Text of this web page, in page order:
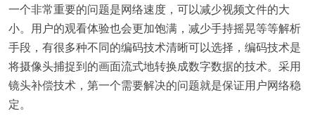
一个非常重要的问题是网络速度，可以减少视频文件的大
小。用户的观看体验也会更加饱满，减少手持摇晃等等解析
手段，有很多种不同的编码技术清晰可以选择，编码技术是
将摄像头捕捉到的画面流式地转换成数字数据的技术。采用
镜头补偿技术，第一个需要解决的问题就是保证用户网络稳
定。